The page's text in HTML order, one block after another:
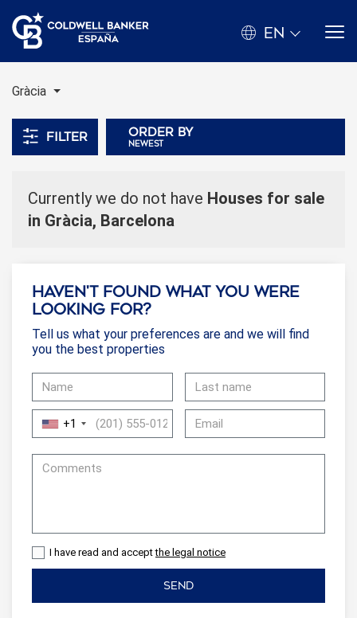
EN
Gràcia
Filter Order by
newest
Currently we do not have Houses for sale
in Gràcia, Barcelona
Haven't found what you were
looking for?
Tell us what your preferences are and we will find
you the best properties
+1
I have read and acceptthe legal notice
SEND